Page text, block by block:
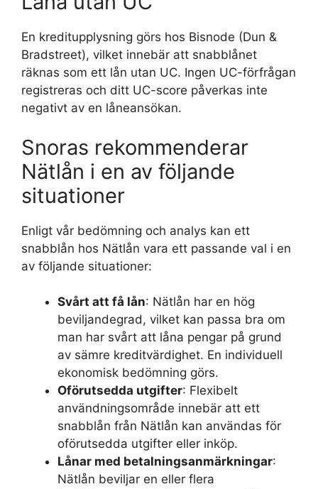
En kreditupplysning görs hos Bisnode (Dun &
Bradstreet), vilket innebär att snabblånet
räknas som ett lån utan UC. Ingen UC-förfrågan
registreras och ditt UC-score påverkas inte
negativt av en låneansökan.
Snoras rekommenderar
Nätlån i en av följande
situationer
Enligt vår bedömning och analys kan ett
snabblån hos Nätlån vara ett passande val i en
av följande situationer:
Svårt att få lån: Nätlån har en hög
beviljandegrad, vilket kan passa bra om
man har svårt att låna pengar på grund
av sämre kreditvärdighet. En individuell
ekonomisk bedömning görs.
Oförutsedda utgifter: Flexibelt
användningsområde innebär att ett
snabblån från Nätlån kan användas för
oförutsedda utgifter eller inköp.
Lånar med betalningsanmärkningar:
Nätlån beviljar en eller flera